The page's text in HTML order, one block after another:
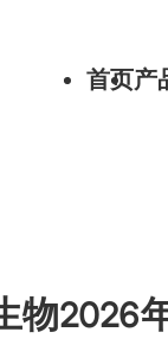
首页产
物2026